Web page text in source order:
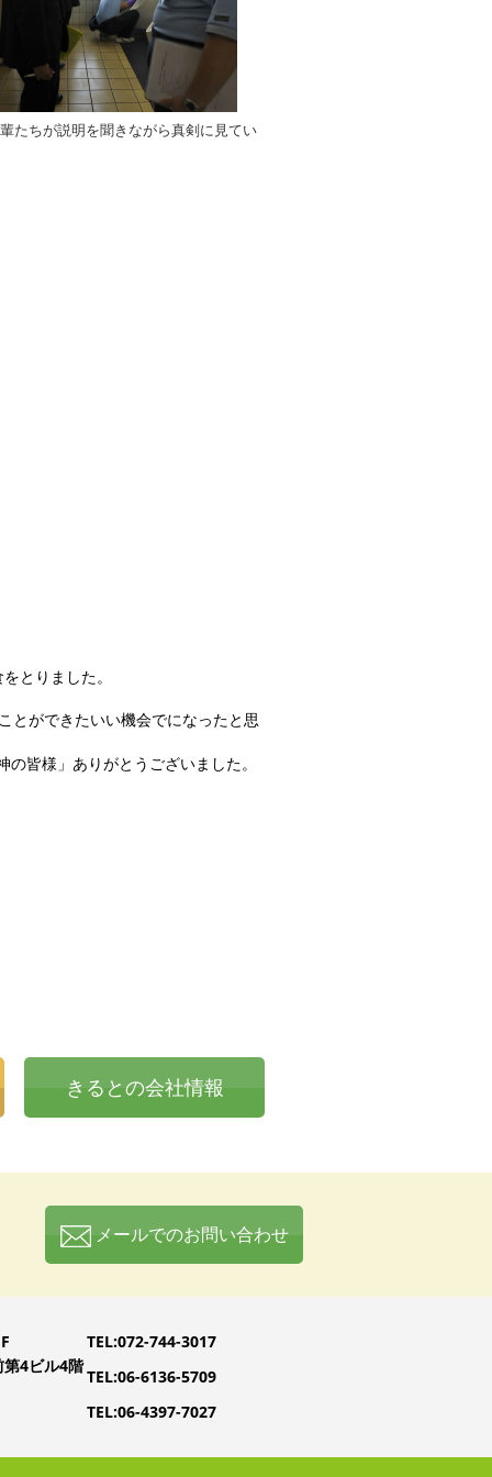
たちが説明を聞きながら真剣に見てい
とりました。
とができたいい機会でになったと思
皆様」ありがとうございました。
きるとの会社情報
メールでのお問い合わせ
TEL:072-744-3017
4ビル4階
TEL:06-6136-5709
TEL:06-4397-7027